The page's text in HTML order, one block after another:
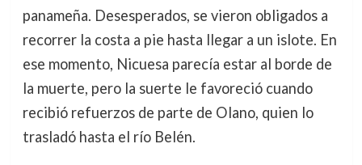
panameña. Desesperados, se vieron obligados a
recorrer la costa a pie hasta llegar a un islote. En
ese momento, Nicuesa parecía estar al borde de
la muerte, pero la suerte le favoreció cuando
recibió refuerzos de parte de Olano, quien lo
trasladó hasta el río Belén.